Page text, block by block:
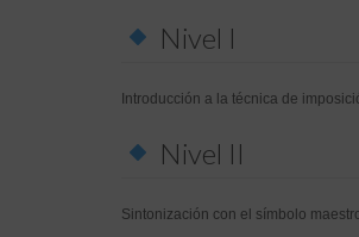
Nivel I
Introducción a la técnica de
Nivel II
Sintonización con el símbolo